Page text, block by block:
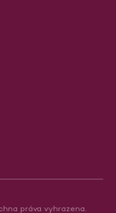
práva vyhrazena.